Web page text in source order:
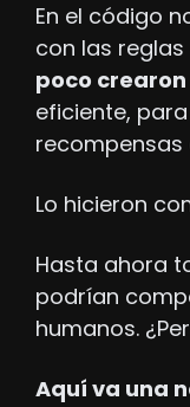
En el código
con las reglas
poco
eficiente,
recompensas
Lo hicieron
Hasta ahora
podrían
humanos.
Aquí va una